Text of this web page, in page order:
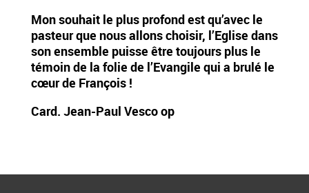
Mon souhait le plus profond est qu’avec le
pasteur que nous allons choisir, l’Eglise dans
son ensemble puisse être toujours plus le
témoin de la folie de l’Evangile qui a brulé le
cœur de François !
Card. Jean-Paul Vesco op